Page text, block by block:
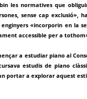
les normatives que
sense cap exclusió»,
enginyers «incorporin en la
accessible per a
a estudiar piano al
estudis de piano
portar a explorar aquest